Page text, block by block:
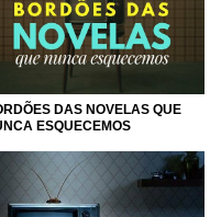
DAS NOVELAS QUE
ESQUECEMOS